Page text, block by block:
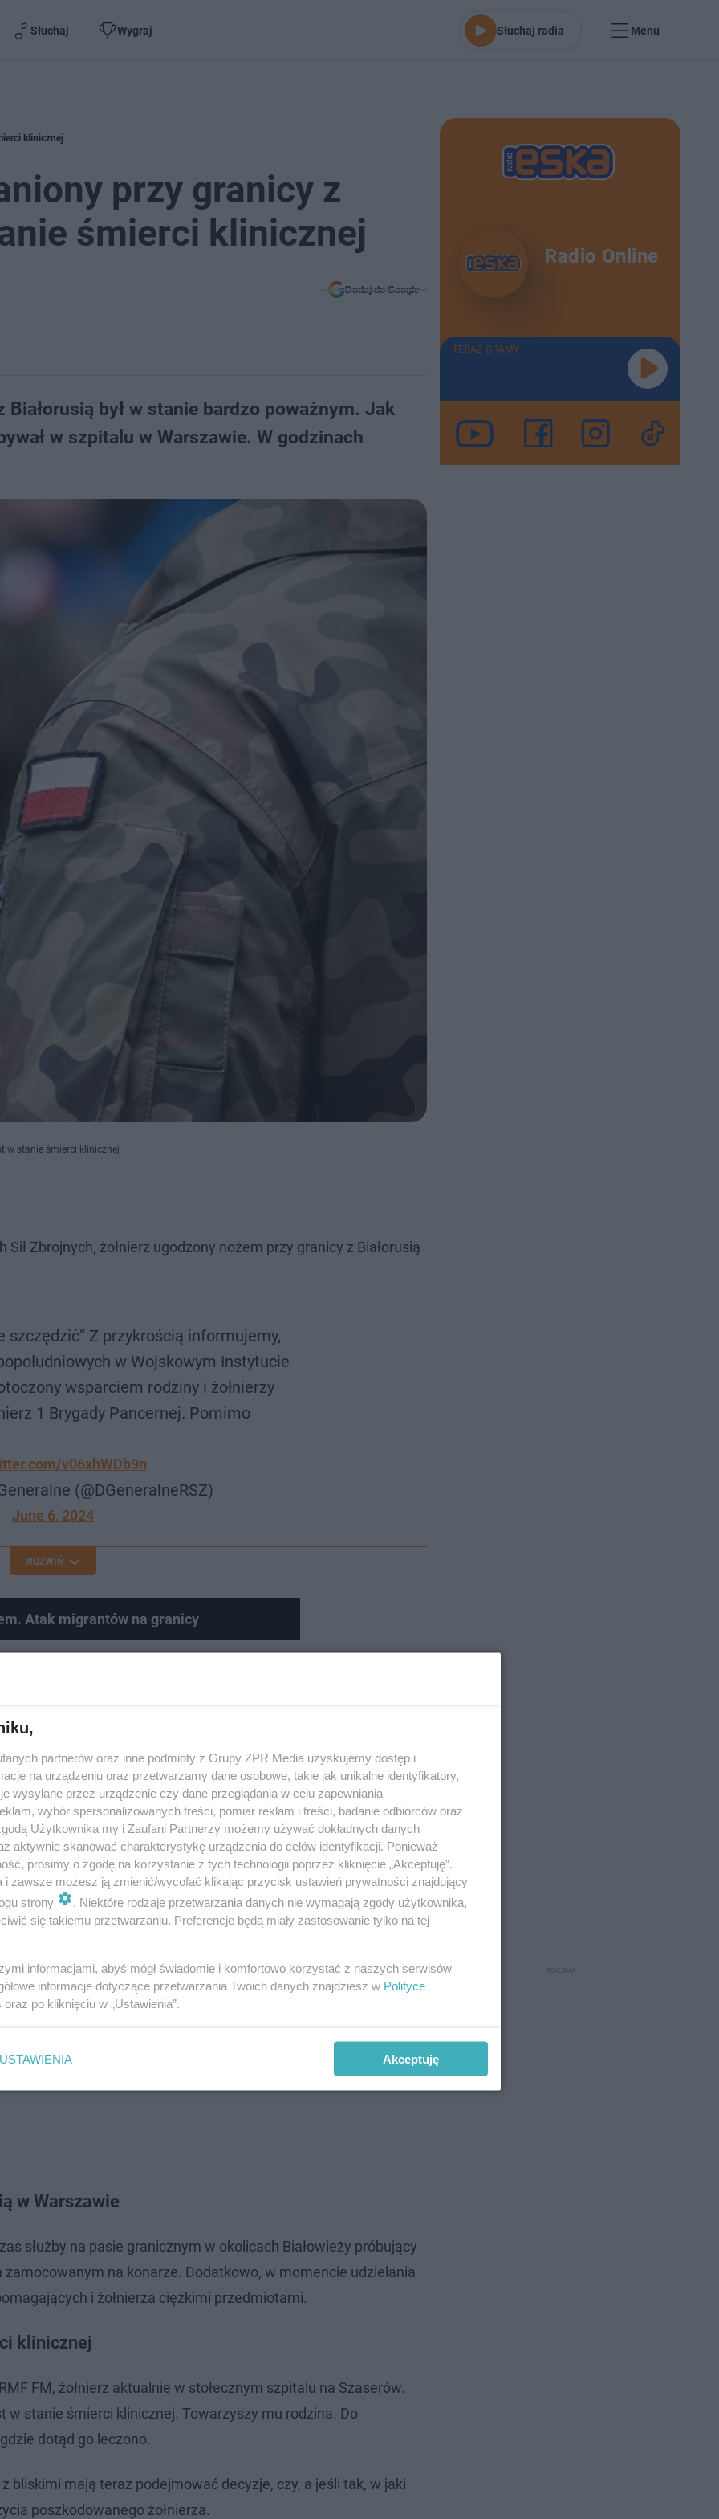
Słuchaj Wygraj Słuchaj radia Menu
klinicznej
przy granicy z
śmierci klinicznej
Dodaj do Google
był w stanie bardzo poważnym. Jak
w szpitalu w Warszawie. W godzinach
w stanie śmierci klinicznej
Zbrojnych, żołnierz ugodzony nożem przy granicy z Białorusią
szczędzić” Z przykrością informujemy,
w Wojskowym Instytucie
wsparciem rodziny i żołnierzy
1 Brygady Pancernej. Pomimo
v06xhWDb9n
(@DGeneralneRSZ)
June 6, 2024
ROZWIŃ
Atak migrantów na granicy
dobrze chroniona?
w Warszawie
służby na pasie granicznym w okolicach Białowieży próbujący
na konarze. Dodatkowo, w momencie udzielania
i żołnierza ciężkimi przedmiotami.
klinicznej
FM, żołnierz aktualnie w stołecznym szpitalu na Szaserów.
stanie śmierci klinicznej. Towarzyszy mu rodzina. Do
dotąd go leczono.
bliskimi mają teraz podejmować decyzje, czy, a jeśli tak, w jaki
poszkodowanego żołnierza.
Radio Online
TERAZ GRAMY
partnerów oraz inne podmioty z Grupy ZPR Media uzyskujemy dostęp i
na urządzeniu oraz przetwarzamy dane osobowe, takie jak unikalne identyfikatory,
wysyłane przez urządzenie czy dane przeglądania w celu zapewniania
wybór spersonalizowanych treści, pomiar reklam i treści, badanie odbiorców oraz
Użytkownika my i Zaufani Partnerzy możemy używać dokładnych danych
aktywnie skanować charakterystykę urządzenia do celów identyfikacji. Ponieważ
prosimy o zgodę na korzystanie z tych technologii poprzez kliknięcie „Akceptuję”.
i zawsze możesz ją zmienić/wycofać klikając przycisk ustawień prywatności znajdujący
strony
. Niektóre rodzaje przetwarzania danych nie wymagają zgody użytkownika,
się takiemu przetwarzaniu. Preferencje będą miały zastosowanie tylko na tej
informacjami, abyś mógł świadomie i komfortowo korzystać z naszych serwisów
informacje dotyczące przetwarzania Twoich danych znajdziesz w Polityce
oraz po kliknięciu w „Ustawienia”.
USTAWIENIA Akceptuję